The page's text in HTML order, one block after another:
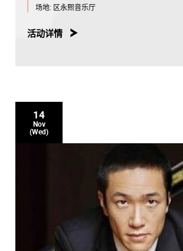
场地: 区永熙音乐厅
活动详情
14
Nov
(Wed)